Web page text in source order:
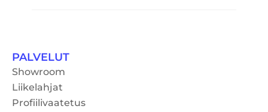
PALVELUT
Showroom
Liikelahjat
Profiilivaatetus